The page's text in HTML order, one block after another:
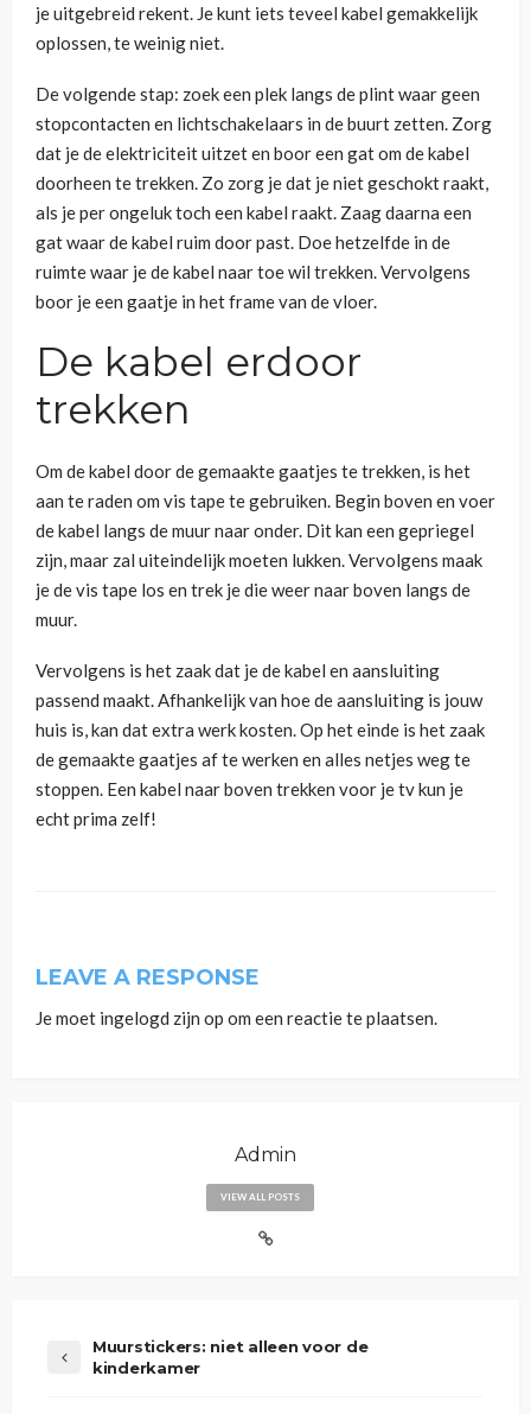
je uitgebreid rekent. Je kunt iets teveel kabel gemakkelijk
oplossen, te weinig niet.
De volgende stap: zoek een plek langs de plint waar geen
stopcontacten en lichtschakelaars in de buurt zetten. Zorg
dat je de elektriciteit uitzet en boor een gat om de kabel
doorheen te trekken. Zo zorg je dat je niet geschokt raakt,
als je per ongeluk toch een kabel raakt. Zaag daarna een
gat waar de kabel ruim door past. Doe hetzelfde in de
ruimte waar je de kabel naar toe wil trekken. Vervolgens
boor je een gaatje in het frame van de vloer.
De kabel erdoor
trekken
Om de kabel door de gemaakte gaatjes te trekken, is het
aan te raden om vis tape te gebruiken. Begin boven en voer
de kabel langs de muur naar onder. Dit kan een gepriegel
zijn, maar zal uiteindelijk moeten lukken. Vervolgens maak
je de vis tape los en trek je die weer naar boven langs de
muur.
Vervolgens is het zaak dat je de kabel en aansluiting
passend maakt. Afhankelijk van hoe de aansluiting is jouw
huis is, kan dat extra werk kosten. Op het einde is het zaak
de gemaakte gaatjes af te werken en alles netjes weg te
stoppen. Een kabel naar boven trekken voor je tv kun je
echt prima zelf!
LEAVE A RESPONSE
Je moet ingelogd zijn op om een reactie te plaatsen.
Admin
VIEW ALL POSTS
Muurstickers: niet alleen voor de
kinderkamer